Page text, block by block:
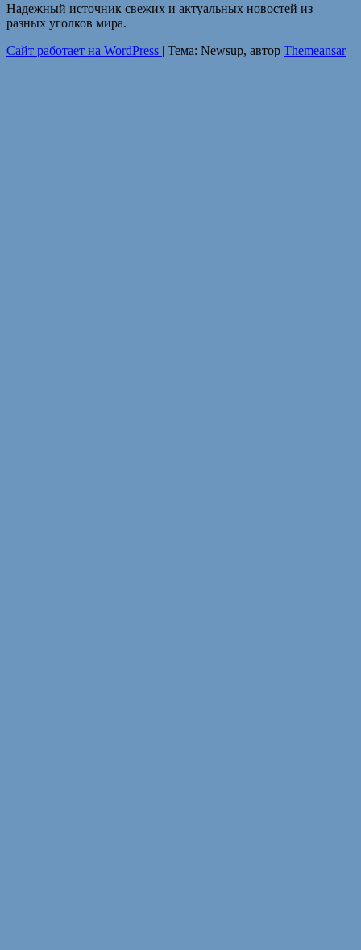
Надежный источник свежих и актуальных новостей из
разных уголков мира.
Сайт работает на WordPress | Тема: Newsup, автор Themeansar